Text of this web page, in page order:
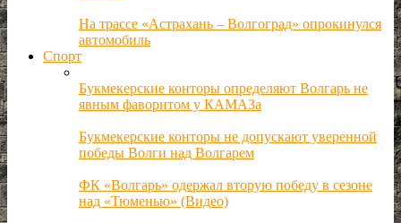
На трассе «Астрахань – Волгоград» опрокинулся
автомобиль
Спорт
Букмекерские конторы определяют Волгарь не
явным фаворитом у КАМАЗа
Букмекерские конторы не допускают уверенной
победы Волги над Волгарем
ФК «Волгарь» одержал вторую победу в сезоне
над «Тюменью» (Видео)